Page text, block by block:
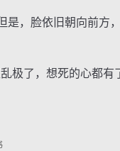
，脸依旧朝向前方
了，想死的心都有